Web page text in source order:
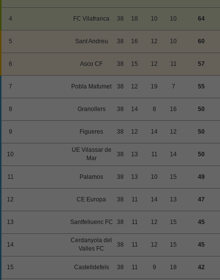
4 FC Vilafranca 38 18 10 10 64
5 Sant Andreu 38 16 12 10 60
6 Asco CF 38 15 12 11 57
7 Pobla Mafumet 38 12 19 7 55
8 Granollers 38 14 8 16 50
9 Figueres 38 12 14 12 50
10
UE Vilassar de
Mar
38 13 11 14 50
11 Palamos 38 13 10 15 49
12 CE Europa 38 11 14 13 47
13 Santfeliuenc FC 38 11 12 15 45
14
Cerdanyola del
Valles FC
38 11 12 15 45
15 Castelldefels 38 11 9 18 42